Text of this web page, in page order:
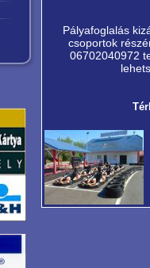
Pályafoglalás
csoportok
06702040972